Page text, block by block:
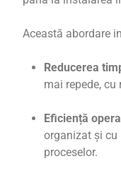
Această abordare
Reducerea
mai repede, cu
Eficiență
organizat și cu
proceselor.